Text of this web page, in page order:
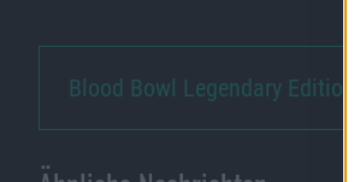
Blood Bowl Legendary Edition